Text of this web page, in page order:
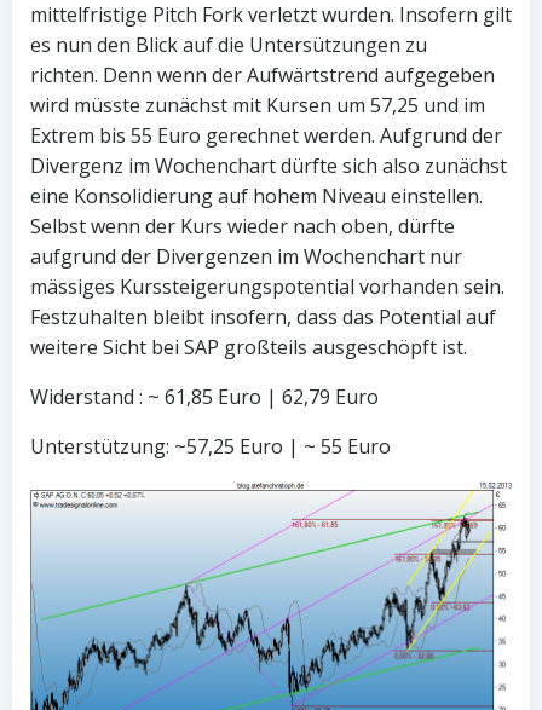
mittelfristige Pitch Fork verletzt wurden. Insofern gilt
es nun den Blick auf die Untersützungen zu
richten. Denn wenn der Aufwärtstrend aufgegeben
wird müsste zunächst mit Kursen um 57,25 und im
Extrem bis 55 Euro gerechnet werden. Aufgrund der
Divergenz im Wochenchart dürfte sich also zunächst
eine Konsolidierung auf hohem Niveau einstellen.
Selbst wenn der Kurs wieder nach oben, dürfte
aufgrund der Divergenzen im Wochenchart nur
mässiges Kurssteigerungspotential vorhanden sein.
Festzuhalten bleibt insofern, dass das Potential auf
weitere Sicht bei SAP großteils ausgeschöpft ist.
Widerstand : ~ 61,85 Euro | 62,79 Euro
Unterstützung: ~57,25 Euro | ~ 55 Euro